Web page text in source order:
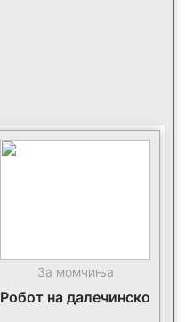
За момчиња
Робот на далечинско